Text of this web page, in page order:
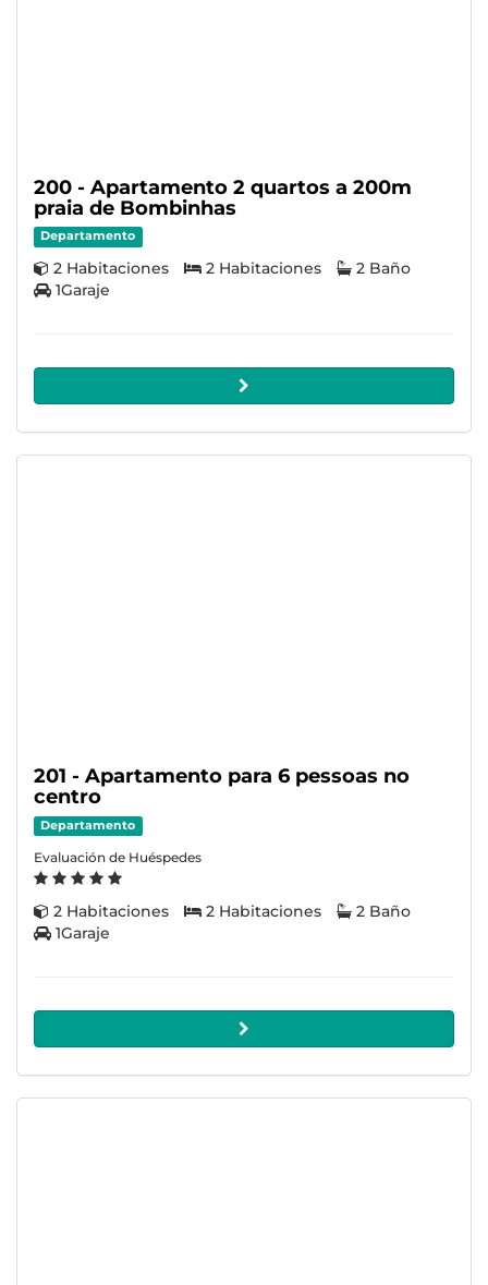
200 - Apartamento 2 quartos a 200m
praia de Bombinhas
Departamento
2 Habitaciones 2 Habitaciones
2 Baño
1Garaje
201 - Apartamento para 6 pessoas no
centro
Departamento
Evaluación de Huéspedes
2 Habitaciones 2 Habitaciones
2 Baño
1Garaje